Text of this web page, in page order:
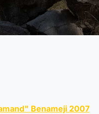
Benameji 2007